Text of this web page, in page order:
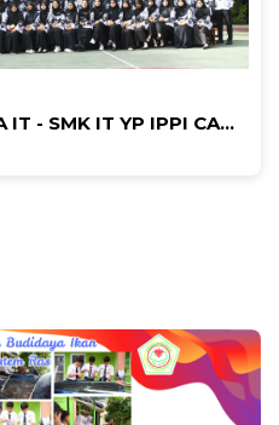
IT - SMK IT YP IPPI CA...